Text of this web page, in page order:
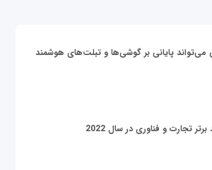
می‌تواند پایانی بر گوشی‌ها و تبلت‌های هوشمند